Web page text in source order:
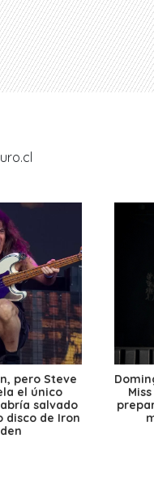
pero Steve
el único
salvado
disco de Iron